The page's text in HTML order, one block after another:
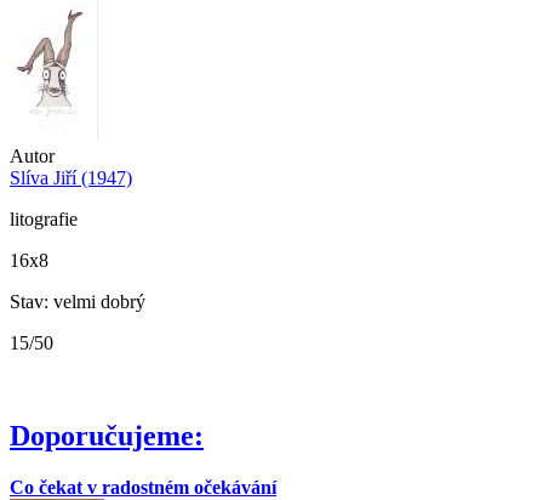
Autor
Slíva Jiří (1947)
litografie
16x8
Stav: velmi dobrý
15/50
Doporučujeme:
Co čekat v radostném očekávání